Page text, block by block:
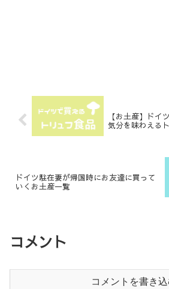
【お土産】ドイ
気分を味わえる
ドイツ駐在妻が帰国時にお友達に買って
いくお土産一覧
コメント
コメントを書き